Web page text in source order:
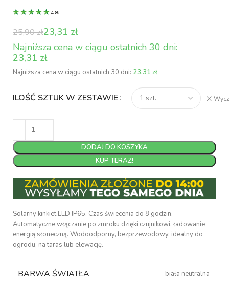
4.89
25,90zł23,31 zł
23,31 zł
Najniższa cena w ciągu ostatnich 30 dni: 23,31 zł
ILOŚĆ SZTUK W ZESTAWIE
DODAJ DO KOSZYKA
KUP TERAZ!
Solarny kinkiet LED IP65. Czas świecenia do 8 godzin.
Automatyczne włączanie po zmroku dzięki czujnikowi, ładowanie
energią słoneczną. Wodoodporny, bezprzewodowy, idealny do
ogrodu, na taras lub elewację.
BARWA ŚWIATŁA biała neutralna